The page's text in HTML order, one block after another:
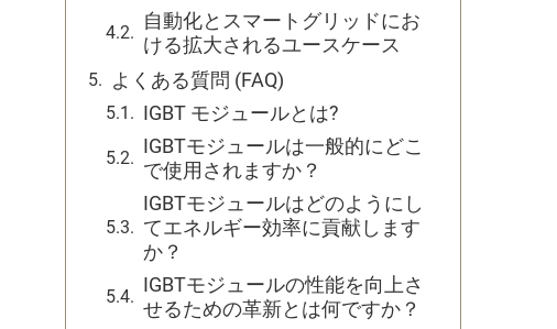
自動化とスマートグリッドにお
ける拡大されるユースケース
よくある質問 (FAQ)
IGBT モジュールとは?
IGBTモジュールは一般的にどこ
で使用されますか？
IGBTモジュールはどのようにし
てエネルギー効率に貢献します
か？
IGBTモジュールの性能を向上さ
せるための革新とは何ですか？